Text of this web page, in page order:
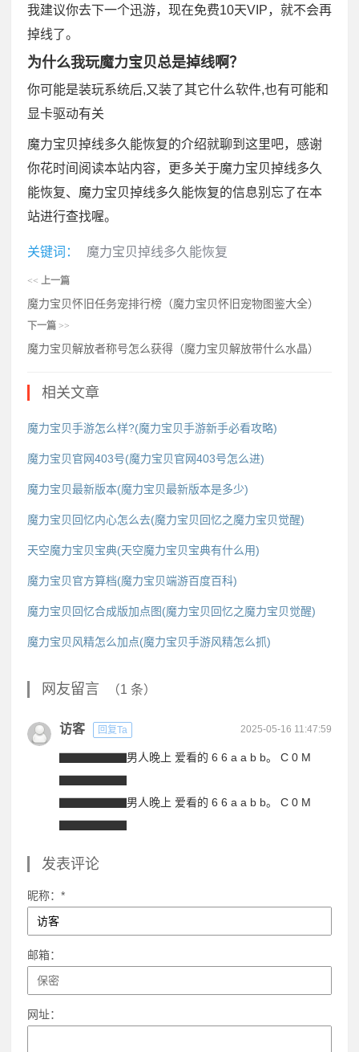
我建议你去下一个迅游，现在免费10天VIP，就不会再
掉线了。
为什么我玩魔力宝贝总是掉线啊？
你可能是装玩系统后,又装了其它什么软件,也有可能和
显卡驱动有关
魔力宝贝掉线多久能恢复的介绍就聊到这里吧，感谢
你花时间阅读本站内容，更多关于魔力宝贝掉线多久
能恢复、魔力宝贝掉线多久能恢复的信息别忘了在本
站进行查找喔。
关键词： 魔力宝贝掉线多久能恢复
<< 上一篇
魔力宝贝怀旧任务宠排行榜（魔力宝贝怀旧宠物图鉴大全）
下一篇 >>
魔力宝贝解放者称号怎么获得（魔力宝贝解放带什么水晶）
相关文章
魔力宝贝手游怎么样?(魔力宝贝手游新手必看攻略)
魔力宝贝官网403号(魔力宝贝官网403号怎么进)
魔力宝贝最新版本(魔力宝贝最新版本是多少)
魔力宝贝回忆内心怎么去(魔力宝贝回忆之魔力宝贝觉醒)
天空魔力宝贝宝典(天空魔力宝贝宝典有什么用)
魔力宝贝官方算档(魔力宝贝端游百度百科)
魔力宝贝回忆合成版加点图(魔力宝贝回忆之魔力宝贝觉醒)
魔力宝贝风精怎么加点(魔力宝贝手游风精怎么抓)
网友留言 （1 条）
访客 回复Ta 2025-05-16 11:47:59
▇▇▇▇▇▇男人晚上 爱看的 6 6 a a b b。 C 0 M
▇▇▇▇▇▇
▇▇▇▇▇▇男人晚上 爱看的 6 6 a a b b。 C 0 M
▇▇▇▇▇▇
发表评论
昵称：*
邮箱：
网址：